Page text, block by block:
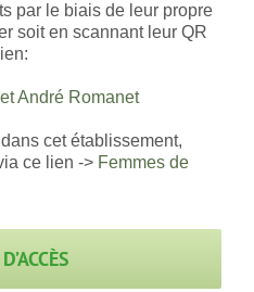
par le biais de leur propre
soit en scannant leur QR
André Romanet
cet établissement,
ce lien -> Femmes de